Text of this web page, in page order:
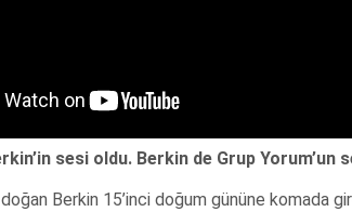
sesi oldu. Berkin de Grup Yorum’un
Berkin 15’inci doğum gününe komada